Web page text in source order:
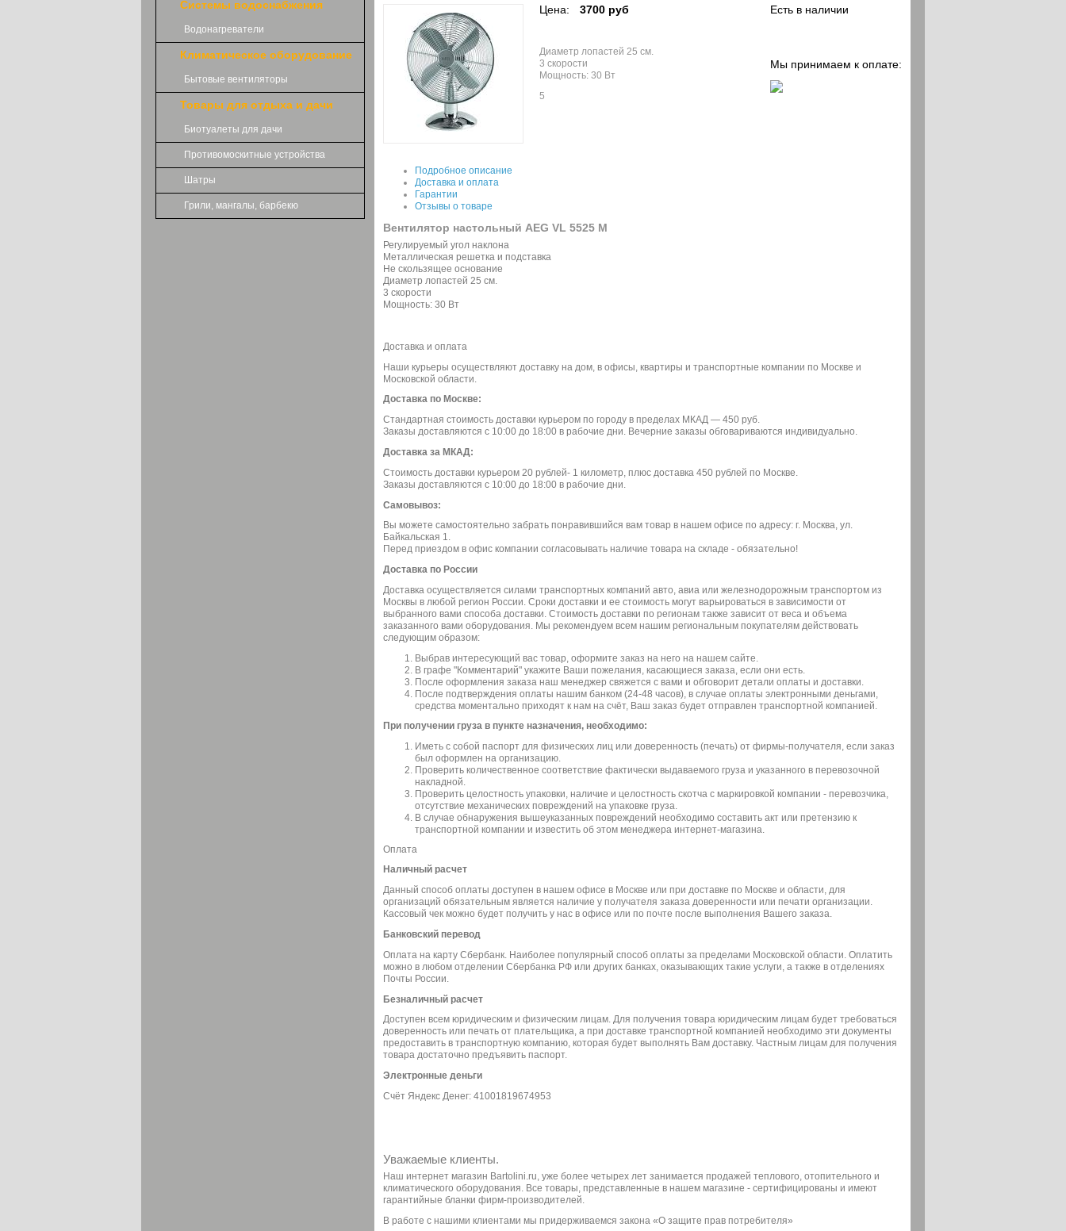
Системы водоснабжения
Водонагреватели
Климатическое оборудование
Бытовые вентиляторы
Товары для отдыха и дачи
Биотуалеты для дачи
Противомоскитные устройства
Шатры
Грили, мангалы, барбекю
Есть в наличии
Мы принимаем к оплате:
Цена: 3700 руб
Диаметр лопастей 25 см.
3 скорости
Мощность: 30 Bт
5
Подробное описание
Доставка и оплата
Гарантии
Отзывы о товаре
Вентилятор настольный AEG VL 5525 M
Регулируемый угол наклона
Металлическая решетка и подставка
Не скользящее основание
Диаметр лопастей 25 см.
3 скорости
Мощность: 30 Bт
Доставка и оплата
Наши курьеры осуществляют доставку на дом, в офисы, квартиры и транспортные компании по Москве и
Московской области.
Доставка по Москве:
Стандартная стоимость доставки курьером по городу в пределах МКАД — 450 руб.
Заказы доставляются с 10:00 до 18:00 в рабочие дни. Вечерние заказы обговариваются индивидуально.
Доставка за МКАД:
Стоимость доставки курьером 20 рублей- 1 километр, плюс доставка 450 рублей по Москве.
Заказы доставляются с 10:00 до 18:00 в рабочие дни.
Самовывоз:
Вы можете самостоятельно забрать понравившийся вам товар в нашем офисе по адресу: г. Москва, ул.
Байкальская 1.
Перед приездом в офис компании согласовывать наличие товара на складе - обязательно!
Доставка по России
Доставка осуществляется силами транспортных компаний авто, авиа или железнодорожным транспортом из
Москвы в любой регион России. Сроки доставки и ее стоимость могут варьироваться в зависимости от
выбранного вами способа доставки. Стоимость доставки по регионам также зависит от веса и объема
заказанного вами оборудования. Мы рекомендуем всем нашим региональным покупателям действовать
следующим образом:
Выбрав интересующий вас товар, оформите заказ на него на нашем сайте.
В графе "Комментарий" укажите Ваши пожелания, касающиеся заказа, если они есть.
После оформления заказа наш менеджер свяжется с вами и обговорит детали оплаты и доставки.
После подтверждения оплаты нашим банком (24-48 часов), в случае оплаты электронными деньгами,
средства моментально приходят к нам на счёт, Ваш заказ будет отправлен транспортной компанией.
При получении груза в пункте назначения, необходимо:
Иметь с собой паспорт для физических лиц или доверенность (печать) от фирмы-получателя, если заказ
был оформлен на организацию.
Проверить количественное соответствие фактически выдаваемого груза и указанного в перевозочной
накладной.
Проверить целостность упаковки, наличие и целостность скотча с маркировкой компании - перевозчика,
отсутствие механических повреждений на упаковке груза.
В случае обнаружения вышеуказанных повреждений необходимо составить акт или претензию к
транспортной компании и известить об этом менеджера интернет-магазина.
Оплата
Наличный расчет
Данный способ оплаты доступен в нашем офисе в Москве или при доставке по Москве и области, для
организаций обязательным является наличие у получателя заказа доверенности или печати организации.
Кассовый чек можно будет получить у нас в офисе или по почте после выполнения Вашего заказа.
Банковский перевод
Оплата на карту Сбербанк. Наиболее популярный способ оплаты за пределами Московской области. Оплатить
можно в любом отделении Сбербанка РФ или других банках, оказывающих такие услуги, а также в отделениях
Почты России.
Безналичный расчет
Доступен всем юридическим и физическим лицам. Для получения товара юридическим лицам будет требоваться
доверенность или печать от плательщика, а при доставке транспортной компанией необходимо эти документы
предоставить в транспортную компанию, которая будет выполнять Вам доставку. Частным лицам для получения
товара достаточно предъявить паспорт.
Электронные деньги
Счёт Яндекс Денег: 41001819674953
Уважаемые клиенты.
Наш интернет магазин Bartolini.ru, уже более четырех лет занимается продажей теплового, отопительного и
климатического оборудования. Все товары, представленные в нашем магазине - сертифицированы и имеют
гарантийные бланки фирм-производителей.
В работе с нашими клиентами мы придерживаемся закона «О защите прав потребителя»